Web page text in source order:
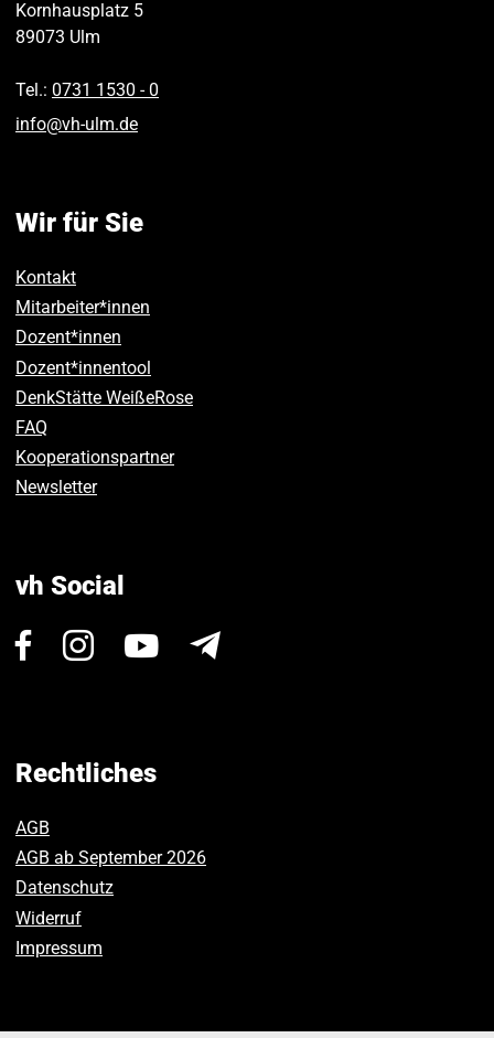
Kornhausplatz 5
89073 Ulm
Tel.: 0731 1530 ‑ 0
info@vh-ulm.de
Wir für Sie
Kontakt
Mitarbeiter*innen
Dozent*innen
Dozent*innentool
DenkStätte WeißeRose
FAQ
Kooperationspartner
Newsletter
vh Social
Besuchen
Facebook.
Besuchen
Instagram.
Besuchen
Rechtliches
AGB
AGB ab September 2026
Datenschutz
Widerruf
Impressum